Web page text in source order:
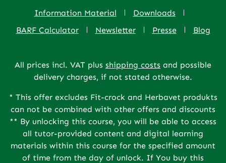
Information Material
Downloads
BARF Calculator
Newsletter Presse Blog
All prices incl. VAT plus shipping costs and possible
delivery charges, if not stated otherwise.
* This offer excludes Fit-crock and Herbavet produkts
can not be combined with other offers and discounts
** By unlocking this course, you will be able to access
all tutor-provided content and digital learning
materials within this course for the specified amount
of time from the day of unlock. If You buy this